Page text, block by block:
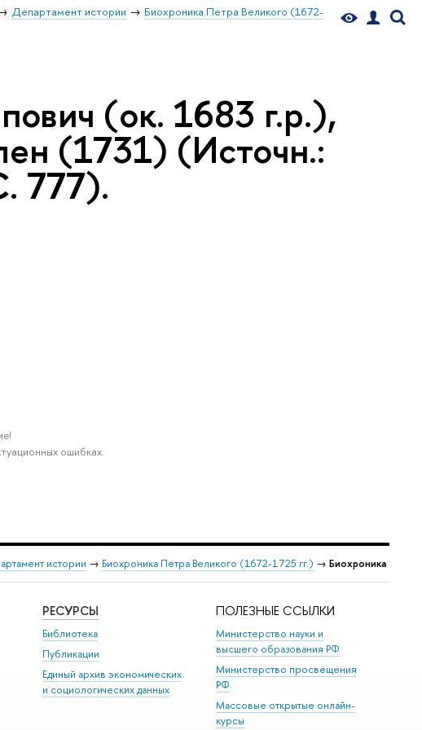
Департамент истории
Биохроника Петра Великого (1672-
(ок. 1683 г.р.),
(1731) (Источн.:
777).
ошибках.
истории → Биохроника Петра Великого (1672-1725 гг.) → Биохроника
РЕСУРСЫ
Библиотека
Публикации
Единый архив экономических
и социологических данных
ПОЛЕЗНЫЕ ССЫЛКИ
Министерство науки и
высшего образования РФ
Министерство просвещения
РФ
Массовые открытые онлайн-
курсы